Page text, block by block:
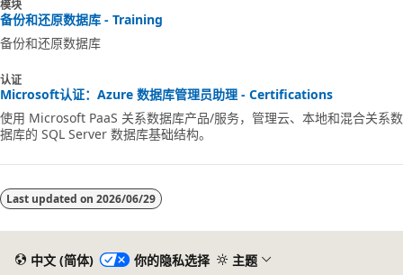
模块
备份和还原数据库 - Training
备份和还原数据库
认证
Microsoft认证：Azure 数据库管理员助理 - Certifications
使用 Microsoft PaaS 关系数据库产品/服务，管理云、本地和混合关系数
据库的 SQL Server 数据库基础结构。
Last updated on 2026/06/29
中文 (简体) 你的隐私选择 主题